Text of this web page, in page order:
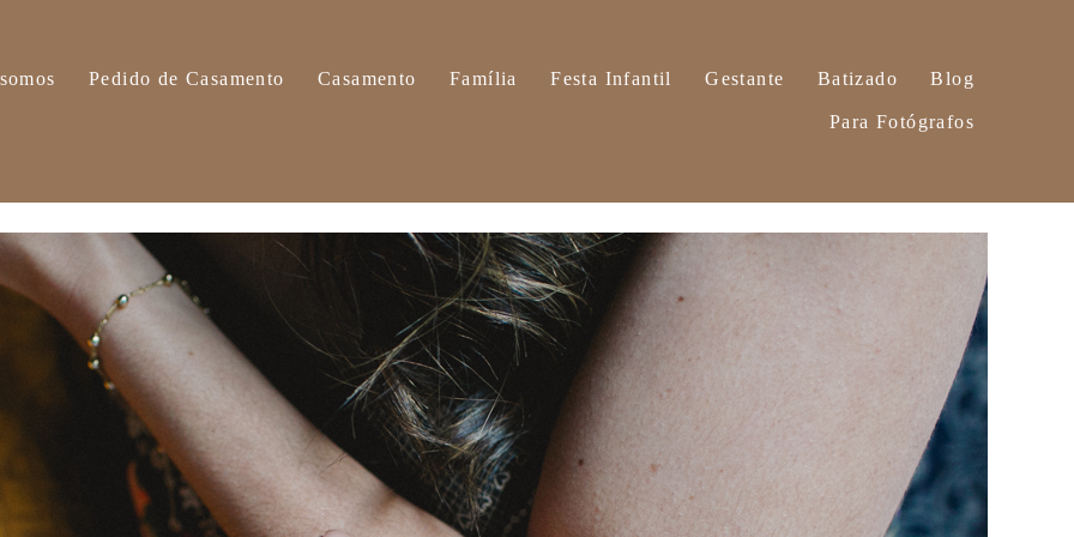
Pedido de Casamento Casamento Família Festa Infantil Gestante Batizado Blog
Para Fotógrafos